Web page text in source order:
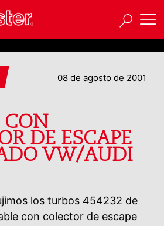
08 de agosto de 2001
CON
DE ESCAPE
VW/AUDI
los turbos 454232 de
con colector de escape